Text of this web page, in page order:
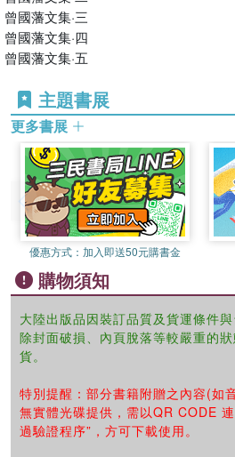
臺辦則將其贈送給連戰夫婦，獲贈方高
見的佳品。崇賢館正是以這樣的努力和
作出自己不懈的努力。
崇賢館藏書以安徽涇縣宣紙為材料，徽
堅韌耐久，便于翻閱；花綾封面，耿
美，平滑牢固，是值得珍藏的宣紙精
四庫精華及歷代碑刻書畫真跡，既囊
齊家之學，全部繁體豎排，極具古書風
書”，具有增值保值特性，如今已成為
成“家無線裝，絕非藏家；書無崇賢，
曾國藩文集·三
曾國藩文集·四
曾國藩文集·五
主題書展
更多書展
優惠方式： 加入即送50元購書金
購物須知
大陸出版品因裝訂品質及貨運條件
除封面破損、內頁脫落等較嚴重的
貨。
特別提醒：部分書籍附贈之內容(如
無實體光碟提供，需以QR CODE
過驗證程序”，方可下載使用。